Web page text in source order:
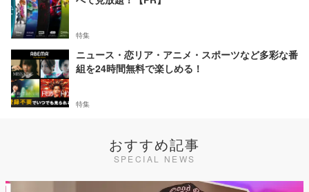
特集
ニュース・恋リア・アニメ・スポーツなど多彩な番
組を24時間無料で楽しめる！
特集
おすすめ記事
SPECIAL NEWS